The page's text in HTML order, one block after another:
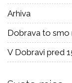
Arhiva
Dobrava to smo
V Dobravi pred